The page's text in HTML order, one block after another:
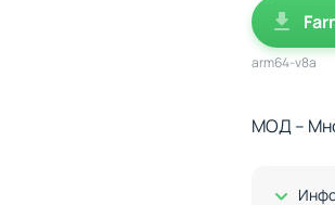
arm64-v8a
МОД –